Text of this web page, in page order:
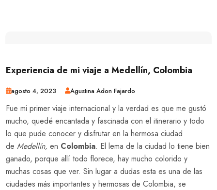
Experiencia de mi viaje a Medellín, Colombia
agosto 4, 2023 Agustina Adon Fajardo
Fue mi primer viaje internacional y la verdad es que me gustó
mucho, quedé encantada y fascinada con el itinerario y todo
lo que pude conocer y disfrutar en la hermosa ciudad
de Medellín, en Colombia. El lema de la ciudad lo tiene bien
ganado, porque allí todo florece, hay mucho colorido y
muchas cosas que ver. Sin lugar a dudas esta es una de las
ciudades más importantes y hermosas de Colombia, se